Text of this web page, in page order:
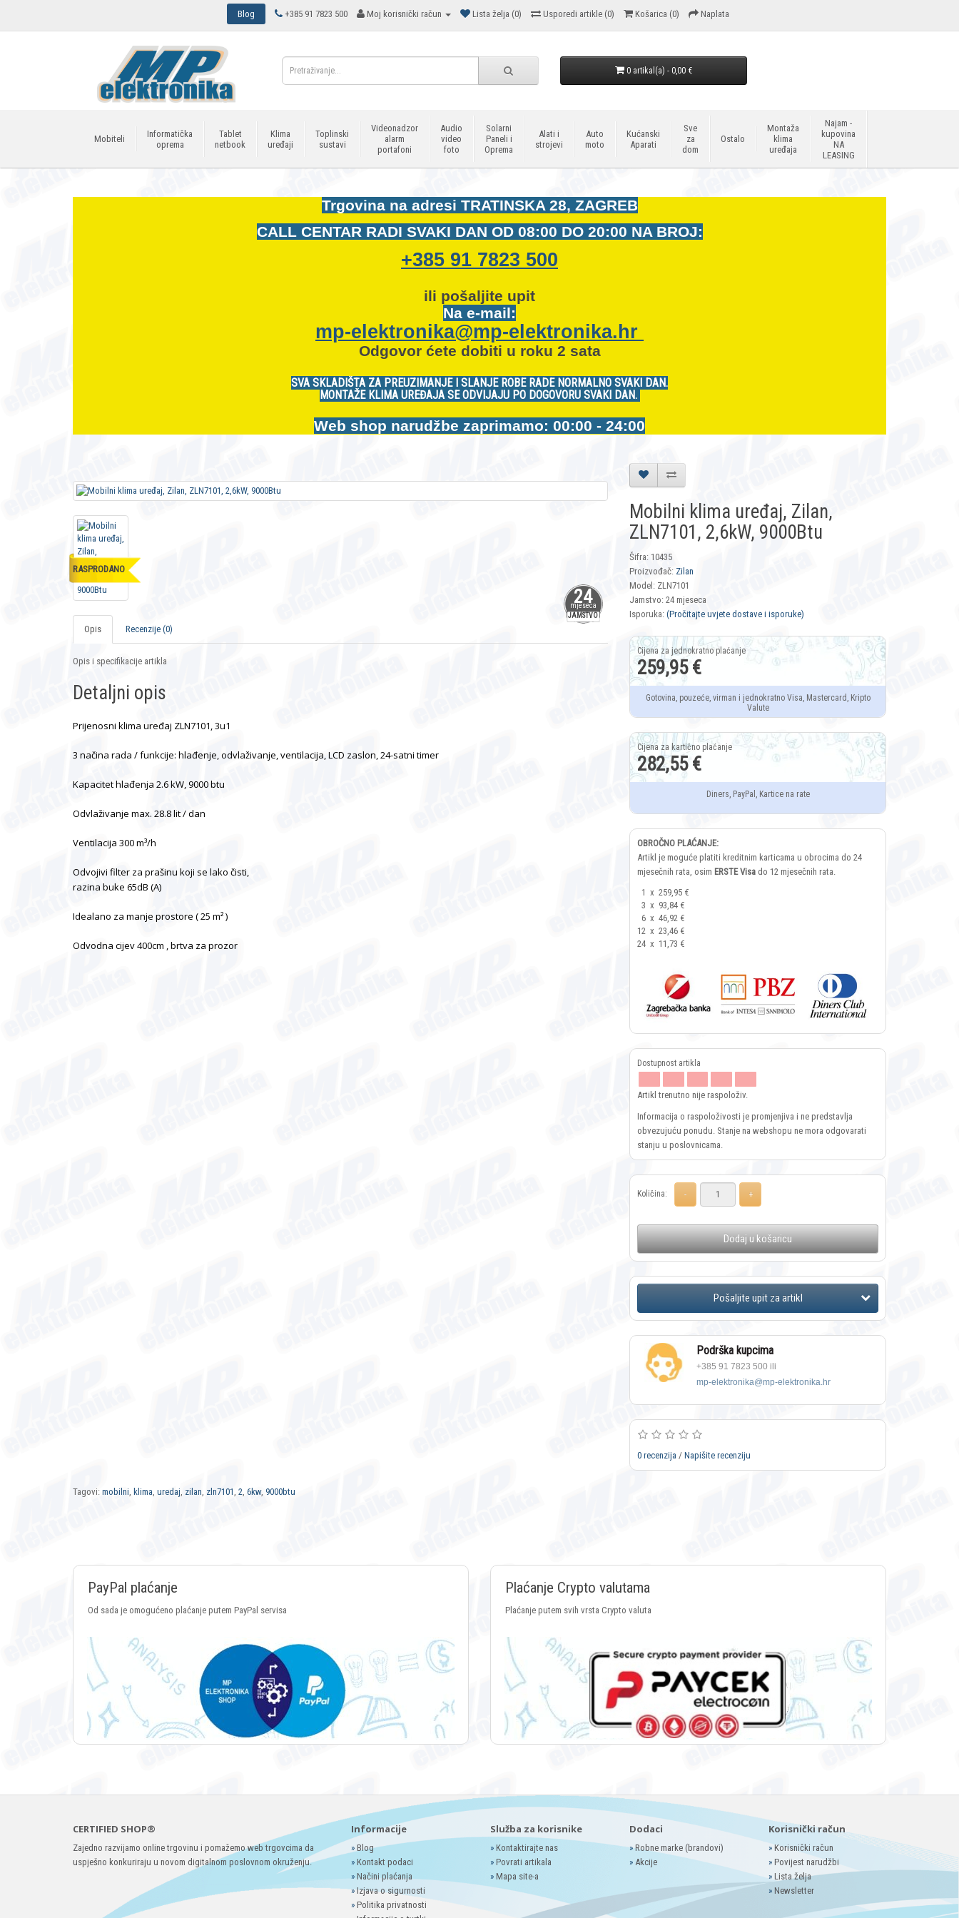
Blog +385 91 7823 500 Moj korisnički račun Lista želja (0) Usporedi artikle (0) Košarica (0) Naplata
0 artikal(a) - 0,00 €
Mobiteli
Informatička
oprema
Tablet
netbook
Klima
uređaji
Toplinski
sustavi
Videonadzor
alarm
portafoni
Audio
video
foto
Solarni
Paneli i
Oprema
Alati i
strojevi
Auto
moto
Kućanski
Aparati
Sve
za
dom
Ostalo
Montaža
klima
uređaja
Najam -
kupovina
NA
LEASING
Trgovina na adresi TRATINSKA 28, ZAGREB
CALL CENTAR RADI SVAKI DAN OD 08:00 DO 20:00 NA BROJ:
+385 91 7823 500
ili pošaljite upit
Na e-mail:
mp-elektronika@mp-elektronika.hr
Odgovor ćete dobiti u roku 2 sata
SVA SKLADIŠTA ZA PREUZIMANJE I SLANJE ROBE RADE NORMALNO SVAKI DAN.
MONTAŽE KLIMA UREĐAJA SE ODVIJAJU PO DOGOVORU SVAKI DAN.
Web shop narudžbe zaprimamo: 00:00 - 24:00
24
mjeseca
JAMSTVO
RASPRODANO
Opis Recenzije (0)
Opis i specifikacije artikla
Detaljni opis
Prijenosni klima uređaj ZLN7101, 3u1
3 načina rada / funkcije: hlađenje, odvlaživanje, ventilacija, LCD zaslon, 24-satni timer
Kapacitet hlađenja 2.6 kW, 9000 btu
Odvlaživanje max. 28.8 lit / dan
Ventilacija 300 m³/h
Odvojivi filter za prašinu koji se lako čisti,
razina buke 65dB (A)
Idealano za manje prostore ( 25 m² )
Odvodna cijev 400cm , brtva za prozor
Mobilni klima uređaj, Zilan,
ZLN7101, 2,6kW, 9000Btu
Šifra: 10435
Proizvođač: Zilan
Model: ZLN7101
Jamstvo: 24 mjeseca
Isporuka: (Pročitajte uvjete dostave i isporuke)
259,95 €
Gotovina, pouzeće, virman i jednokratno Visa, Mastercard, Kripto
Valute
282,55 €
Diners, PayPal, Kartice na rate
OBROČNO PLAĆANJE:
Artikl je moguće platiti kreditnim karticama u obrocima do 24
mjesečnih rata, osim ERSTE Visa do 12 mjesečnih rata.
1 x 259,95 €
3 x 93,84 €
6 x 46,92 €
12 x 23,46 €
24 x 11,73 €
Artikl trenutno nije raspoloživ.
Informacija o raspoloživosti je promjenjiva i ne predstavlja
obvezujuću ponudu. Stanje na webshopu ne mora odgovarati
stanju u poslovnicama.
Količina:
Dodaj u košaricu
Podrška kupcima
+385 91 7823 500 ili
mp-elektronika@mp-elektronika.hr
0 recenzija / Napišite recenziju
Tagovi: mobilni, klima, uredaj, zilan, zln7101, 2, 6kw, 9000btu
PayPal plaćanje
Od sada je omogućeno plaćanje putem PayPal servisa
Plaćanje Crypto valutama
Plaćanje putem svih vrsta Crypto valuta
CERTIFIED SHOP®
Zajedno razvijamo online trgovinu i pomažemo web trgovcima da
uspješno konkuriraju u novom digitalnom poslovnom okruženju.
Informacije
» Blog
» Kontakt podaci
» Načini plaćanja
»Izjava o sigurnosti
» Politika privatnosti
Služba za korisnike
» Kontaktirajte nas
» Povrati artikala
» Mapa site-a
Dodaci
»Robne marke (brandovi)
» Akcije
Korisnički račun
» Korisnički račun
» Povijest narudžbi
» Lista želja
» Newsletter